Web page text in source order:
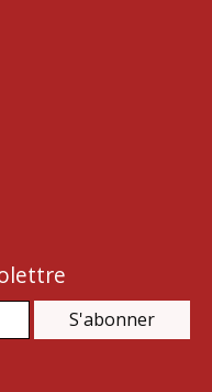
S'abonner